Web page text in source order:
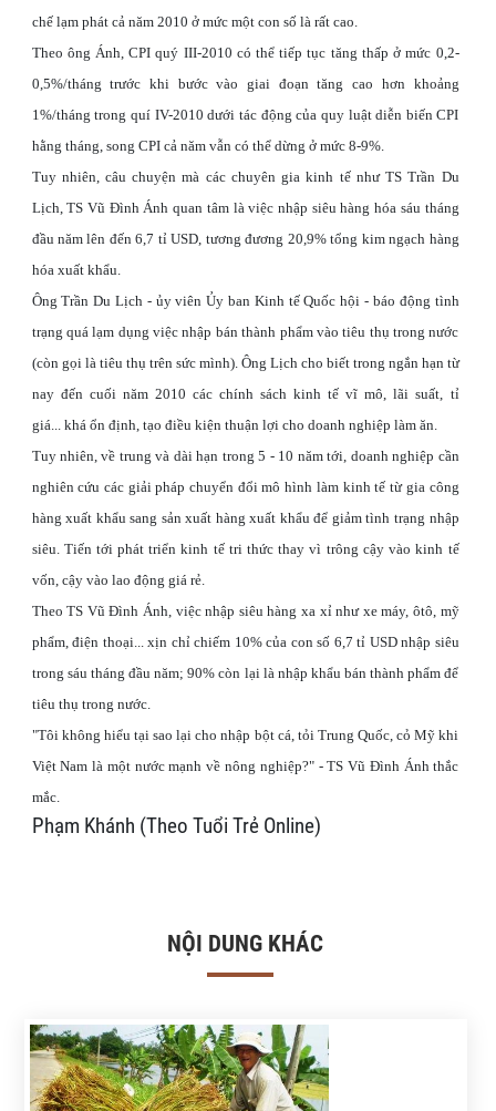
chế lạm phát cả năm 2010 ở mức một con số là rất cao.
Theo ông Ánh, CPI quý III-2010 có thể tiếp tục tăng thấp ở mức 0,2-
0,5%/tháng trước khi bước vào giai đoạn tăng cao hơn khoảng
1%/tháng trong quí IV-2010 dưới tác động của quy luật diễn biến CPI
hằng tháng, song CPI cả năm vẫn có thể dừng ở mức 8-9%.
Tuy nhiên, câu chuyện mà các chuyên gia kinh tế như TS Trần Du
Lịch, TS Vũ Đình Ánh quan tâm là việc nhập siêu hàng hóa sáu tháng
đầu năm lên đến 6,7 tỉ USD, tương đương 20,9% tổng kim ngạch hàng
hóa xuất khẩu.
Ông Trần Du Lịch - ủy viên Ủy ban Kinh tế Quốc hội - báo động tình
trạng quá lạm dụng việc nhập bán thành phẩm vào tiêu thụ trong nước
(còn gọi là tiêu thụ trên sức mình). Ông Lịch cho biết trong ngắn hạn từ
nay đến cuối năm 2010 các chính sách kinh tế vĩ mô, lãi suất, tỉ
giá... khá ổn định, tạo điều kiện thuận lợi cho doanh nghiệp làm ăn.
Tuy nhiên, về trung và dài hạn trong 5 - 10 năm tới, doanh nghiệp cần
nghiên cứu các giải pháp chuyển đổi mô hình làm kinh tế từ gia công
hàng xuất khẩu sang sản xuất hàng xuất khẩu để giảm tình trạng nhập
siêu. Tiến tới phát triển kinh tế tri thức thay vì trông cậy vào kinh tế
vốn, cậy vào lao động giá rẻ.
Theo TS Vũ Đình Ánh, việc nhập siêu hàng xa xỉ như xe máy, ôtô, mỹ
phẩm, điện thoại... xịn chỉ chiếm 10% của con số 6,7 tỉ USD nhập siêu
trong sáu tháng đầu năm; 90% còn lại là nhập khẩu bán thành phẩm để
tiêu thụ trong nước.
"Tôi không hiểu tại sao lại cho nhập bột cá, tỏi Trung Quốc, cỏ Mỹ khi
Việt Nam là một nước mạnh về nông nghiệp?" - TS Vũ Đình Ánh thắc
mắc.
Phạm Khánh (Theo Tuổi Trẻ Online)
NỘI DUNG KHÁC